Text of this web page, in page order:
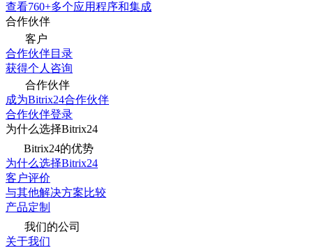
查看760+多个应用程序和集成
合作伙伴
客户
合作伙伴目录
获得个人咨询
合作伙伴
成为Bitrix24合作伙伴
合作伙伴登录
为什么选择Bitrix24
Bitrix24的优势
为什么选择Bitrix24
客户评价
与其他解决方案比较
产品定制
我们的公司
关于我们